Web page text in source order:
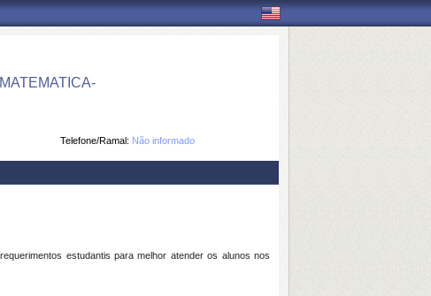
Telefone/Ramal: Não informado
estudantis para melhor atender os alunos nos